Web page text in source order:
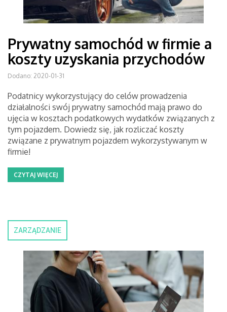
Prywatny samochód w firmie a
koszty uzyskania przychodów
Dodano: 2020-01-31
Podatnicy wykorzystujący do celów prowadzenia
działalności swój prywatny samochód mają prawo do
ujęcia w kosztach podatkowych wydatków związanych z
tym pojazdem. Dowiedz się, jak rozliczać koszty
związane z prywatnym pojazdem wykorzystywanym w
firmie!
CZYTAJ WIĘCEJ
ZARZĄDZANIE